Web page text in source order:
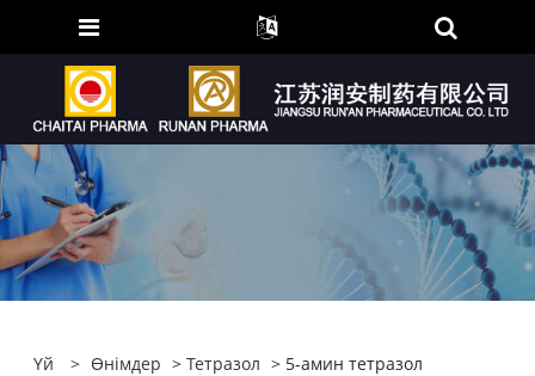
Үй > Өнімдер >Тетразол > 5-амин тетразол